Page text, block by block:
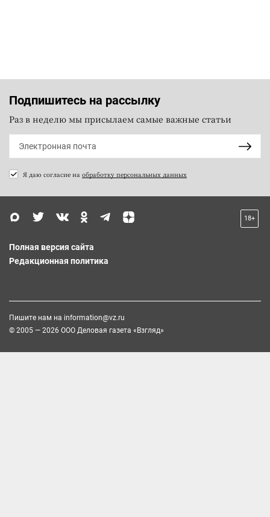
Подпишитесь на рассылку
Раз в неделю мы присылаем самые важные статьи
Я даю согласие на обработку персональных данных
18+
Полная версия сайта
Редакционная политика
Пишите нам на information@vz.ru
© 2005 — 2026 ООО Деловая газета «Взгляд»